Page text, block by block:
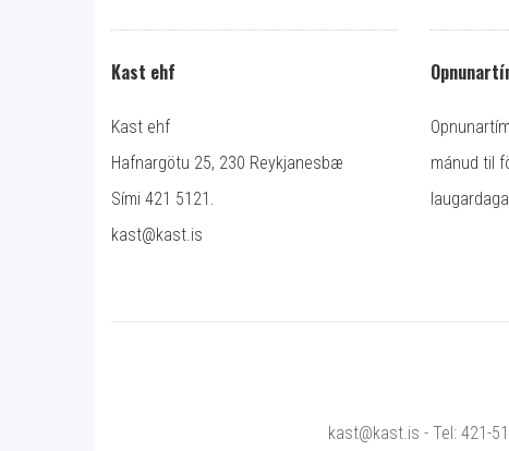
Kast ehf
Kast ehf
Hafnargötu 25, 230 Reykjanesbæ
Sími 421 5121.
kast@kast.is
mánud til
kast@kast.is - Tel: 421-